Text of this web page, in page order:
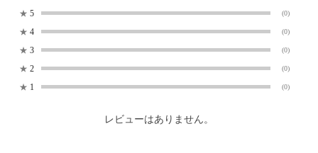
★ 5 (0)
★ 4 (0)
★ 3 (0)
★ 2 (0)
★ 1 (0)
レビューはありません。